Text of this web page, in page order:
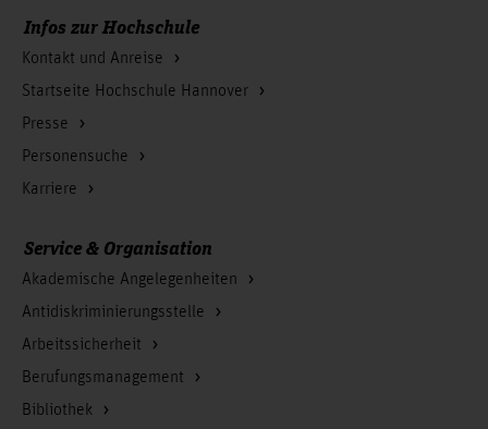
Infos zur Hochschule
Kontakt und Anreise
Startseite Hochschule Hannover
Presse
Personensuche
Karriere
Service & Organisation
Akademische Angelegenheiten
Antidiskriminierungsstelle
Arbeitssicherheit
Berufungsmanagement
Bibliothek